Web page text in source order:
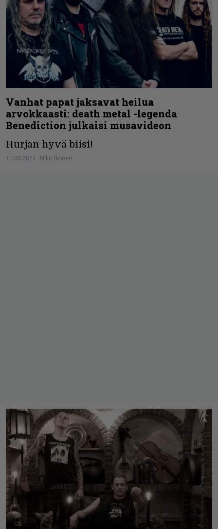
Vanhat papat jaksavat heilua
arvokkaasti: death metal -legenda
Benediction julkaisi musavideon
Hurjan hyvä biisi!
11.08.2021 Niko Ikonen